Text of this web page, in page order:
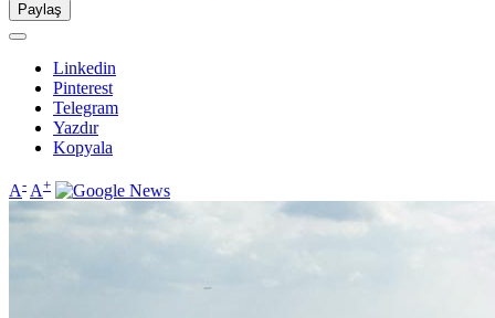
Paylaş
Linkedin
Pinterest
Telegram
Yazdır
Kopyala
A- A+